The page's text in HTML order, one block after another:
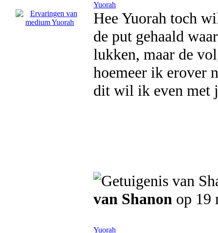
Yuorah
Hee Yuorah toch
de put gehaald
lukken, maar de
hoemeer ik erover
dit wil ik even met
van Shanon op 19
Yuorah